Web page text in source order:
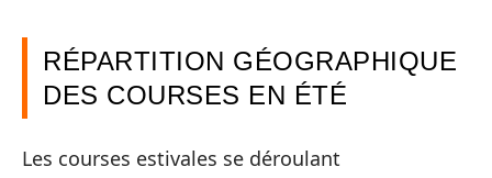
RÉPARTITION GÉOGRAPHIQUE
DES COURSES EN ÉTÉ
Les courses estivales se déroulant